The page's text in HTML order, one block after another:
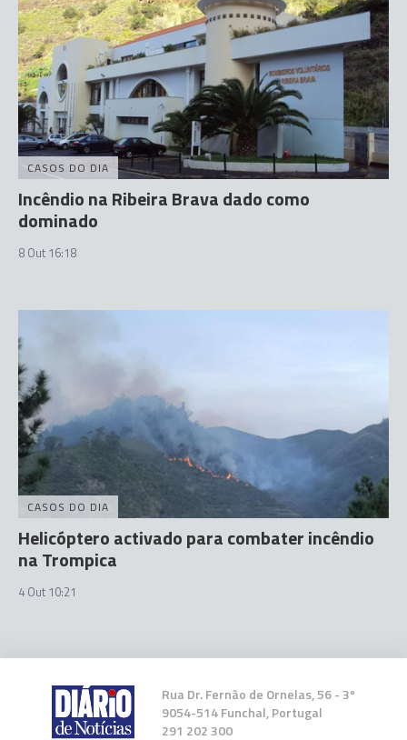
CASOS DO DIA
Incêndio na Ribeira Brava dado como
dominado
8 Out 16:18
CASOS DO DIA
Helicóptero activado para combater incêndio
na Trompica
4 Out 10:21
Rua Dr. Fernão de Ornelas, 56 - 3º
9054-514 Funchal, Portugal
291 202 300